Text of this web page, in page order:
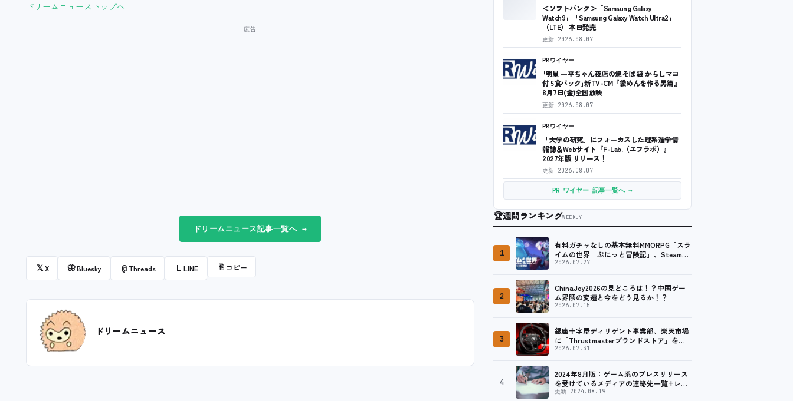
ドリームニューストップへ
ドリームニュース記事一覧へ →
𝕏X 🦋Bluesky @ Threads L LINE ⎘ コピー
ドリームニュース
＜ソフトバンク＞「Samsung Galaxy
Watch9」「Samsung Galaxy Watch Ultra2」
（LTE） 本日発売
更新 2026.08.07
PRワイヤー
｢明星 一平ちゃん夜店の焼そば 袋 からしマヨ
付 5食パック｣新TV-CM『袋めんを作る男篇』
8月7日(金)全国放映
更新 2026.08.07
PRワイヤー
「大学の研究」にフォーカスした理系進学情
報誌＆Webサイト『F-Lab.（エフラボ）』
2027年版 リリース！
更新 2026.08.07
PR ワイヤー 記事一覧へ →
🏆週間ランキングWEEKLY
1
有料ガチャなしの基本無料MMORPG「スラ
イムの世界 ぷにっと冒険記」、Steam向
けの無料体験版が8月末に配信決定
2026.07.27
2
ChinaJoy2026の見どころは！？中国ゲー
ム界隈の変遷と今をどう見るか！？
2026.07.15
3
銀座十字屋ディリゲント事業部、楽天市場
に「Thrustmasterブランドストア」をオ
ープン。記念キャンペーンでポイントアッ
2026.07.31
4
2024年8月版：ゲーム系のプレスリリース
を受けているメディアの連絡先一覧+レビ
ュー依頼先一覧
更新 2024.08.19